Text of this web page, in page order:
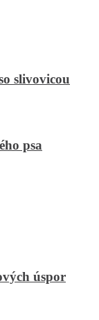
slivovicou
psa
úspor